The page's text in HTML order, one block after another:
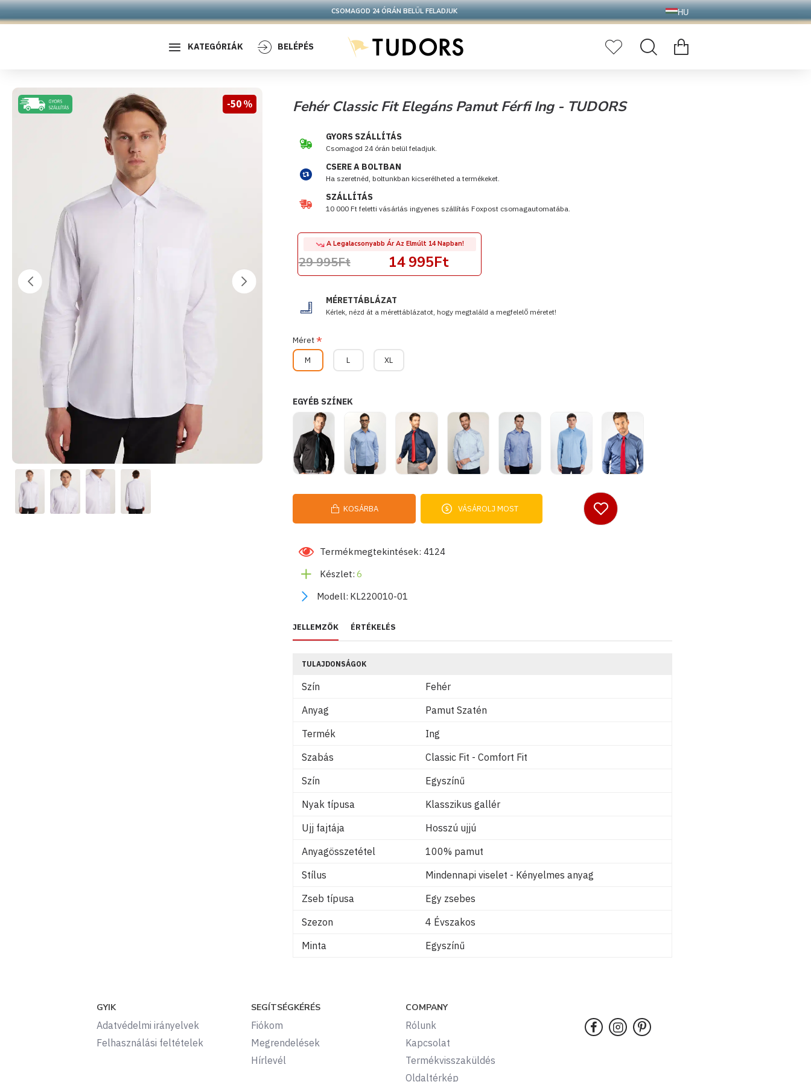
CSOMAGOD 24 ÓRÁN BELÜL FELADJUK
KATEGÓRIÁK BELÉPÉS
HU
-50 % Fehér Classic Fit Elegáns Pamut Férfi Ing - TUDORS
MÉRETTÁBLÁZAT
Kérlek, nézd át a mérettáblázatot, hogy megtaláld a megfelelő méretet!
Készlet: 6
Modell: KL220010-01
Termékmegtekintések: 4124
14 995Ft
A Legalacsonyabb Ár Az Elmúlt 14 Napban!
29 995Ft
Méret
M
L XL
KOSÁRBA VÁSÁROLJ MOST
EGYÉB SZÍNEK
GYORS SZÁLLÍTÁS
Csomagod 24 órán belül feladjuk.
CSERE A BOLTBAN
Ha szeretnéd, boltunkban kicserélheted a termékeket.
SZÁLLÍTÁS
10 000 Ft feletti vásárlás ingyenes szállítás Foxpost csomagautomatába.
JELLEMZŐK ÉRTÉKELÉS
TULAJDONSÁGOK
Szín
Fehér
Anyag
Pamut Szatén
Termék
Ing
Szabás
Classic Fit - Comfort Fit
Szín
Egyszínű
Nyak típusa
Klasszikus gallér
Ujj fajtája
Hosszú ujjú
Anyagösszetétel
100% pamut
Stílus
Mindennapi viselet - Kényelmes anyag
Zseb típusa
Egy zsebes
Szezon
4 Évszakos
Minta
Egyszínű
GYIK
Adatvédelmi irányelvek
Felhasználási feltételek
SEGÍTSÉGKÉRÉS
Fiókom
Megrendelések
Hírlevél
COMPANY
Rólunk
Kapcsolat
Termékvisszaküldés
Oldaltérkép